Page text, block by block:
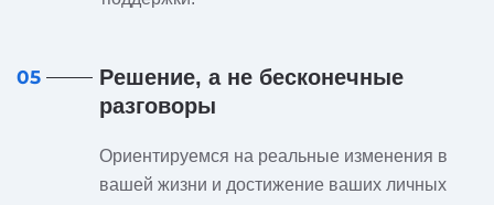
05
Решение, а не бесконечные
разговоры
Ориентируемся на реальные изменения в
вашей жизни и достижение ваших личных